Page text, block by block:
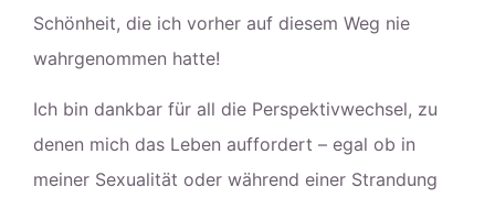
Schönheit, die ich vorher auf diesem Weg nie
wahrgenommen hatte!
Ich bin dankbar für all die Perspektivwechsel, zu
denen mich das Leben auffordert – egal ob in
meiner Sexualität oder während einer Strandung